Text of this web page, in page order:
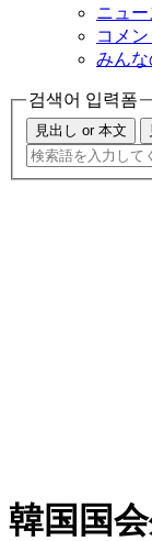
ニュー
コメン
みん
검색어 입력폼
見出し or 本文
韓国国